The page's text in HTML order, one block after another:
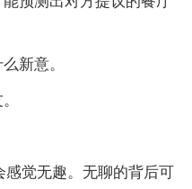
新意。
觉无趣。无聊的背后可